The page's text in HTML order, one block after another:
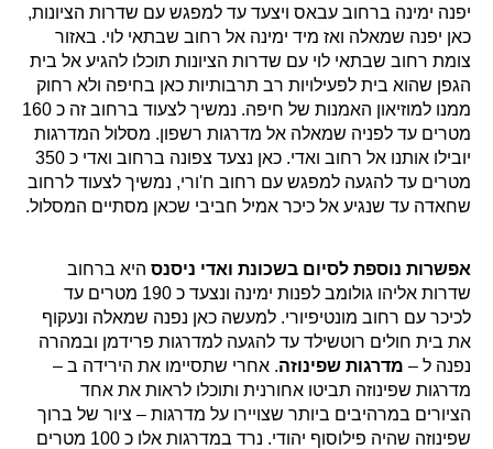
יפנה ימינה ברחוב עבאס ויצעד עד למפגש עם שדרות הציונות,
כאן יפנה שמאלה ואז מיד ימינה אל רחוב שבתאי לוי. באזור
צומת רחוב שבתאי לוי עם שדרות הציונות תוכלו להגיע אל בית
הגפן שהוא בית לפעילויות רב תרבותיות כאן בחיפה ולא רחוק
ממנו למוזיאון האמנות של חיפה. נמשיך לצעוד ברחוב זה כ 160
מטרים עד לפניה שמאלה אל מדרגות רשפון. מסלול המדרגות
יובילו אותנו אל רחוב ואדי. כאן נצעד צפונה ברחוב ואדי כ 350
מטרים עד להגעה למפגש עם רחוב ח'ורי, נמשיך לצעוד לרחוב
שחאדה עד שנגיע אל כיכר אמיל חביבי שכאן מסתיים המסלול.
אפשרות נוספת לסיום בשכונת ואדי ניסנס היא ברחוב
שדרות אליהו גולומב לפנות ימינה ונצעד כ 190 מטרים עד
לכיכר עם רחוב מונטיפיורי. למעשה כאן נפנה שמאלה ונעקוף
את בית חולים רוטשילד עד להגעה למדרגות פרידמן ובמהרה
נפנה ל – מדרגות שפינוזה. אחרי שתסיימו את הירידה ב –
מדרגות שפינוזה תביטו אחורנית ותוכלו לראות את אחד
הציורים במרהיבים ביותר שצויירו על מדרגות – ציור של ברוך
שפינוזה שהיה פילוסוף יהודי. נרד במדרגות אלו כ 100 מטרים